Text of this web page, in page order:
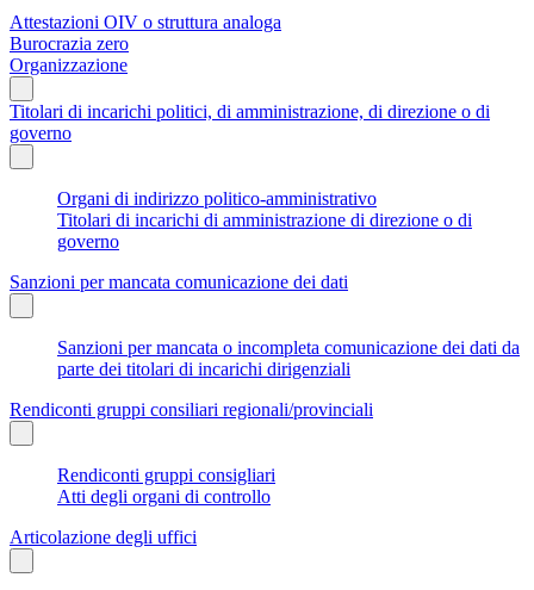
Attestazioni OIV o struttura analoga
Burocrazia zero
Organizzazione
Titolari di incarichi politici, di amministrazione, di direzione o di
governo
Organi di indirizzo politico-amministrativo
Titolari di incarichi di amministrazione di direzione o di
governo
Sanzioni per mancata comunicazione dei dati
Sanzioni per mancata o incompleta comunicazione dei dati da
parte dei titolari di incarichi dirigenziali
Rendiconti gruppi consiliari regionali/provinciali
Rendiconti gruppi consigliari
Atti degli organi di controllo
Articolazione degli uffici